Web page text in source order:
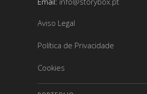
Aviso Legal
Política de Privacidade
Cookies